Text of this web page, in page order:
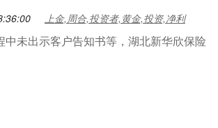
上金,周合,投资者,黄金,投资,净利